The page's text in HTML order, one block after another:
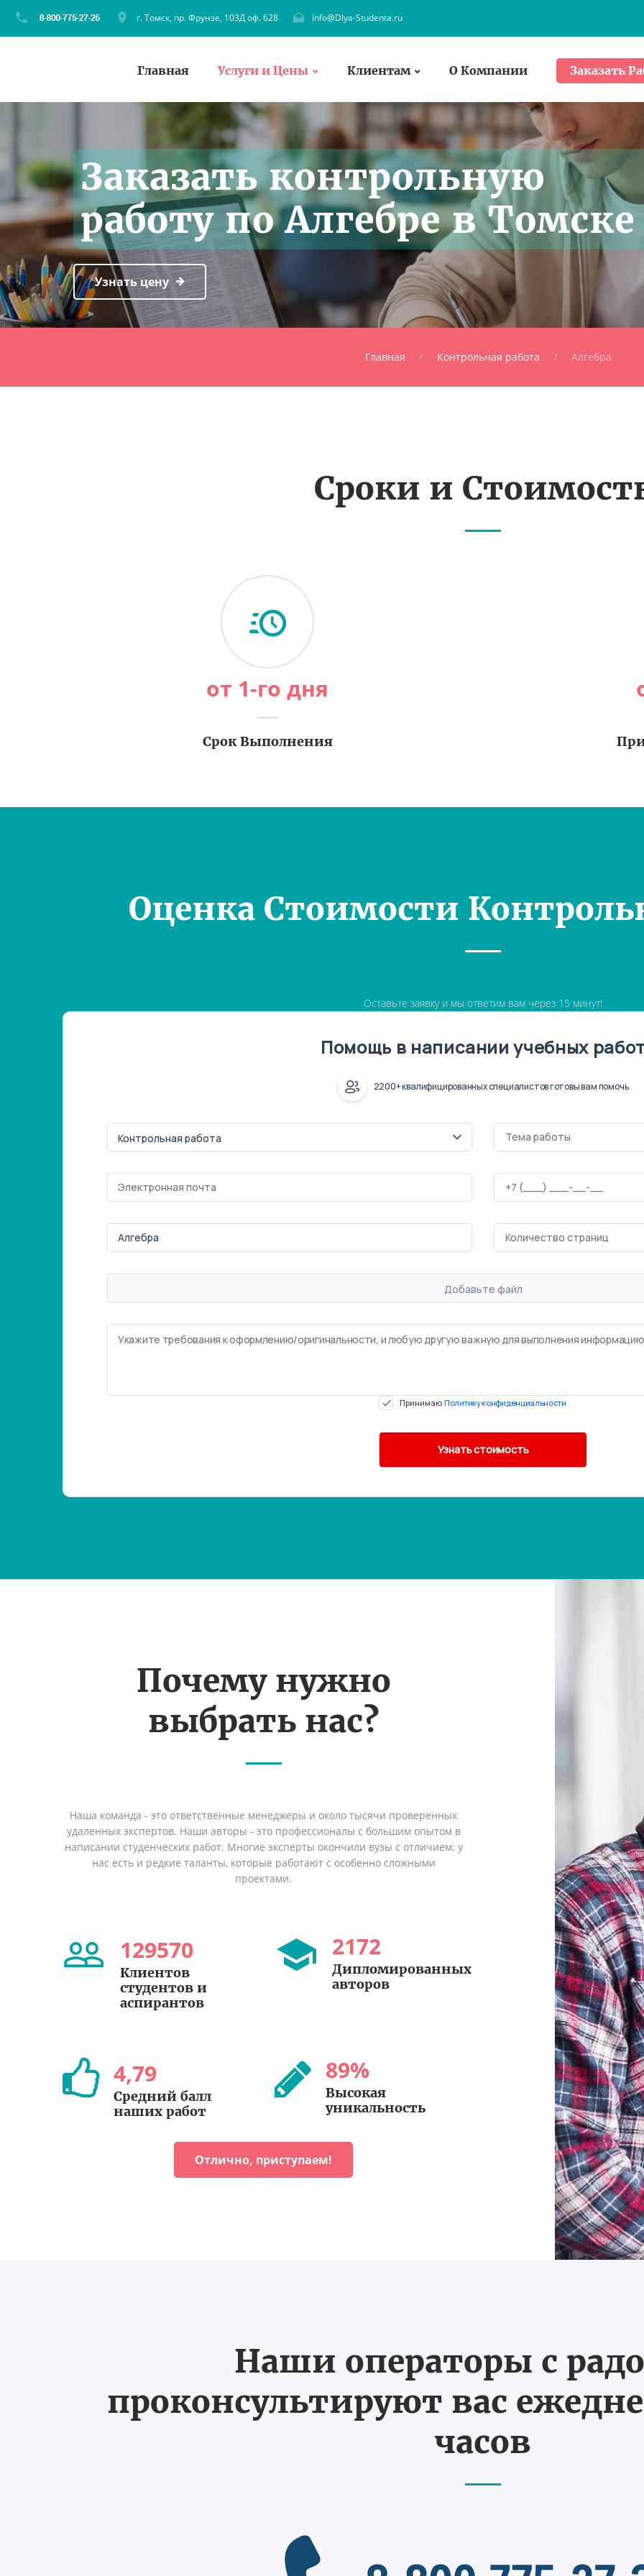
г. Томск, пр. Фрунзе, 103Д оф. 628 Info@Dlya-Studenta.ru
Главная Услуги и Цены Клиентам О Компании Заказать
Заказать контрольную
работу по Алгебре в Томске
Узнать цену
Главная Контрольная работа Алгебра
Сроки и
от 1-го дня
Срок Выполнения
Оценка Стоимости
Оставьте заявку и мы ответим вам через 15 минут!
Помощь в написании учебных
2200+ квалифицированных специалистов готовы вам помочь
Добавьте файл
Принимаю Политику конфиденциальности
Почему нужно
выбрать нас?
Наша команда - это ответственные менеджеры и около тысячи проверенных
удаленных экспертов. Наши авторы - это профессионалы с большим опытом в
написании студенческих работ. Многие эксперты окончили вузы с отличием; у
нас есть и редкие таланты, которые работают с особенно сложными
проектами.
129570
Клиентов
студентов и
аспирантов
2172
Дипломированных
авторов
4,79
Средний балл
наших работ
89%
Высокая
уникальность
Отлично, приступаем!
Наши операторы с
проконсультируют вас
часов